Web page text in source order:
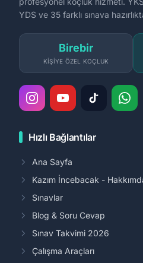
YDS ve 35 farklı sınava
Birebir
KIŞIYE ÖZEL KOÇLUK
Hızlı Bağlantılar
Ana Sayfa
Kazım İncebacak -
Sınavlar
Blog & Soru Cevap
Sınav Takvimi 2026
Çalışma Araçları